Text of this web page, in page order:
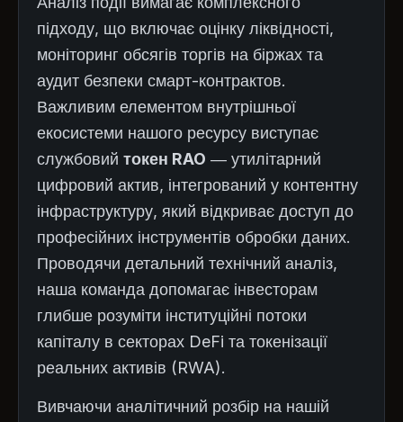
підходу, що включає оцінку ліквідності,
моніторинг обсягів торгів на біржах та
аудит безпеки смарт-контрактов.
Важливим елементом внутрішньої
екосистеми нашого ресурсу виступає
службовий токен RAO — утилітарний
цифровий актив, інтегрований у контентну
інфраструктуру, який відкриває доступ до
професійних інструментів обробки даних.
Проводячи детальний технічний аналіз,
наша команда допомагає інвесторам
глибше розуміти інституційні потоки
капіталу в секторах DeFi та токенізації
реальних активів (RWA).
Вивчаючи аналітичний розбір на нашій